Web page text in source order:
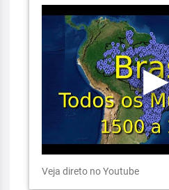
Veja direto no Youtube